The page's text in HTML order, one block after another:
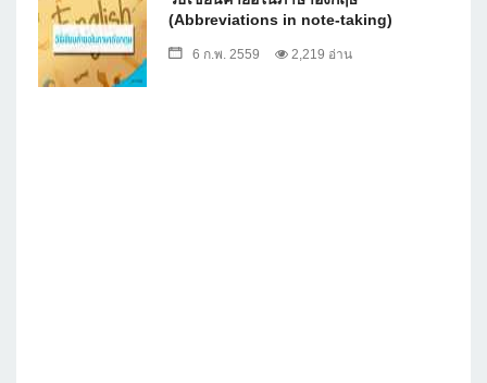
(Abbreviations in note-taking)
6 ก.พ. 2559 2,219 อ่าน